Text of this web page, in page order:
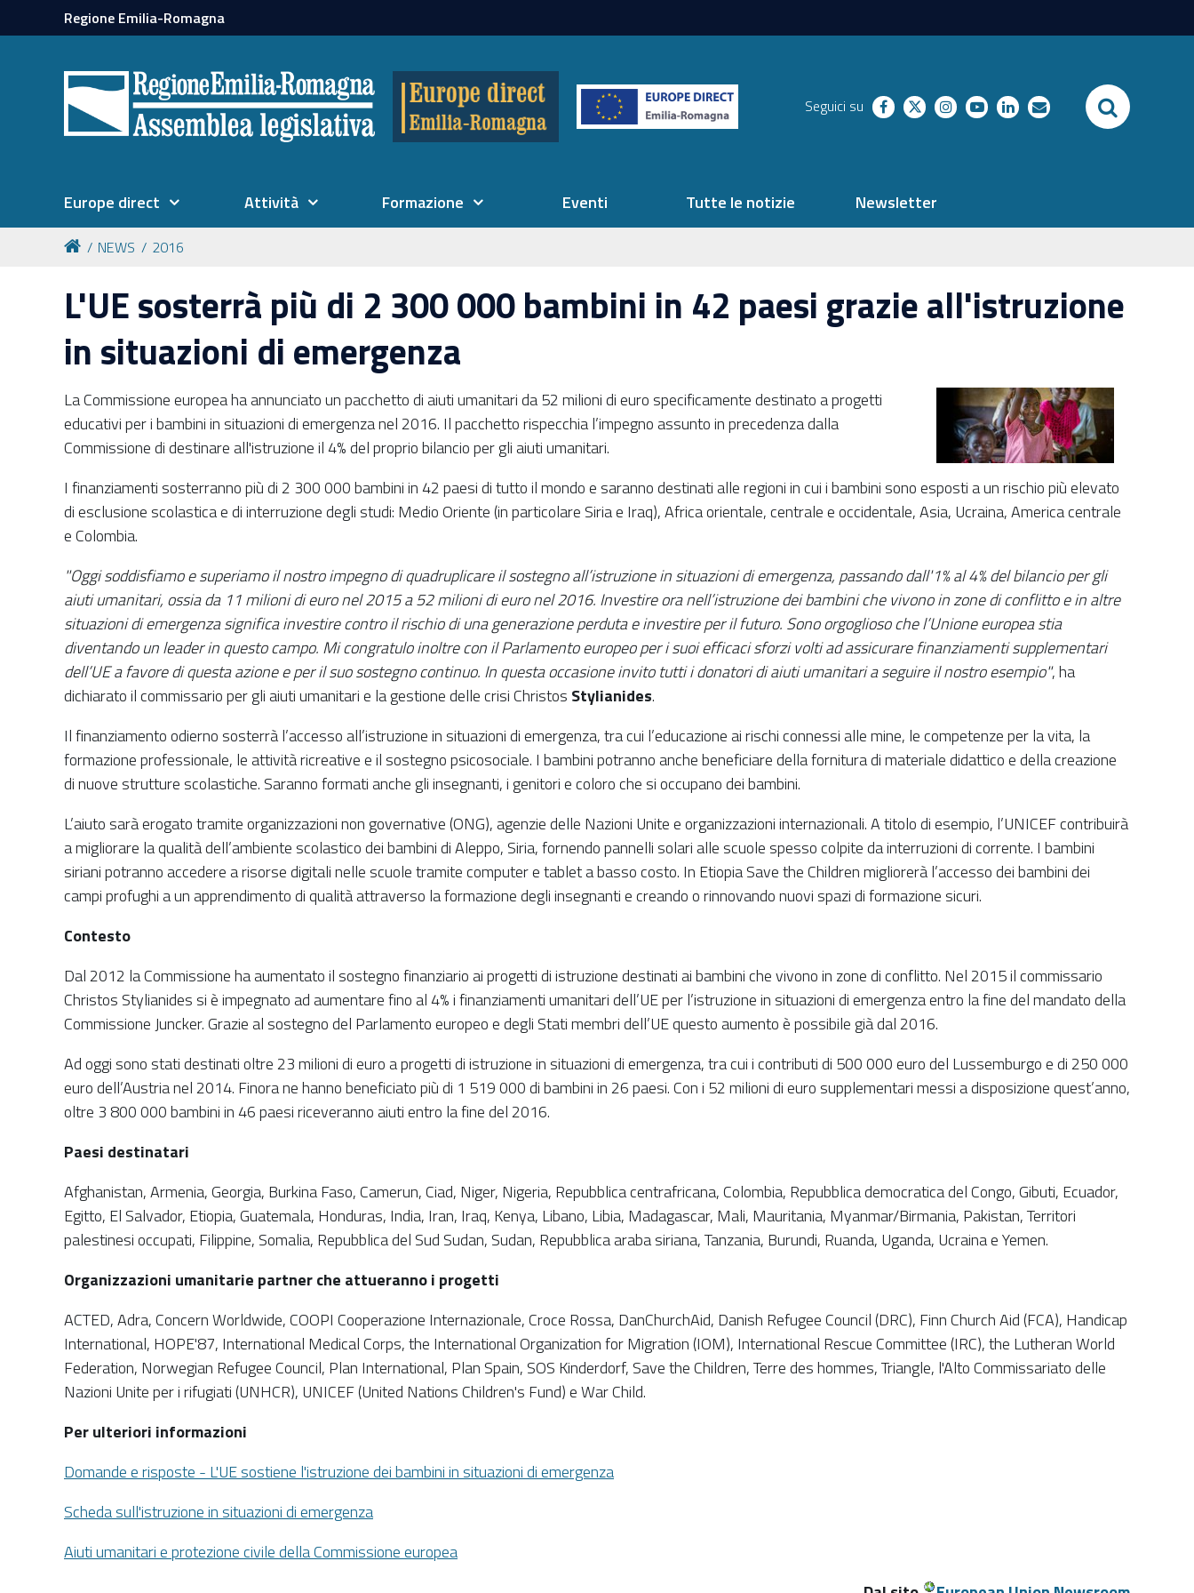
Regione Emilia-Romagna
Seguici su facebooktwitterinstagram
youtubelinkedinrichieste SEARCH
Europe direct Attività Formazione Eventi Tutte le notizie Newsletter
NEWS 2016
L'UE sosterrà più di 2 300 000 bambini in 42 paesi grazie all'istruzione
in situazioni di emergenza
La Commissione europea ha annunciato un pacchetto di aiuti umanitari da 52 milioni di euro specificamente destinato a progetti
educativi per i bambini in situazioni di emergenza nel 2016. Il pacchetto rispecchia l’impegno assunto in precedenza dalla
Commissione di destinare all'istruzione il 4% del proprio bilancio per gli aiuti umanitari.
I finanziamenti sosterranno più di 2 300 000 bambini in 42 paesi di tutto il mondo e saranno destinati alle regioni in cui i bambini sono esposti a un rischio più elevato
di esclusione scolastica e di interruzione degli studi: Medio Oriente (in particolare Siria e Iraq), Africa orientale, centrale e occidentale, Asia, Ucraina, America centrale
e Colombia.
"Oggi soddisfiamo e superiamo il nostro impegno di quadruplicare il sostegno all’istruzione in situazioni di emergenza, passando dall'1% al 4% del bilancio per gli
aiuti umanitari, ossia da 11 milioni di euro nel 2015 a 52 milioni di euro nel 2016. Investire ora nell’istruzione dei bambini che vivono in zone di conflitto e in altre
situazioni di emergenza significa investire contro il rischio di una generazione perduta e investire per il futuro. Sono orgoglioso che l’Unione europea stia
diventando un leader in questo campo. Mi congratulo inoltre con il Parlamento europeo per i suoi efficaci sforzi volti ad assicurare finanziamenti supplementari
dell’UE a favore di questa azione e per il suo sostegno continuo. In questa occasione invito tutti i donatori di aiuti umanitari a seguire il nostro esempio", ha
dichiarato il commissario per gli aiuti umanitari e la gestione delle crisi Christos Stylianides.
Il finanziamento odierno sosterrà l’accesso all’istruzione in situazioni di emergenza, tra cui l’educazione ai rischi connessi alle mine, le competenze per la vita, la
formazione professionale, le attività ricreative e il sostegno psicosociale. I bambini potranno anche beneficiare della fornitura di materiale didattico e della creazione
di nuove strutture scolastiche. Saranno formati anche gli insegnanti, i genitori e coloro che si occupano dei bambini.
L’aiuto sarà erogato tramite organizzazioni non governative (ONG), agenzie delle Nazioni Unite e organizzazioni internazionali. A titolo di esempio, l’UNICEF contribuirà
a migliorare la qualità dell’ambiente scolastico dei bambini di Aleppo, Siria, fornendo pannelli solari alle scuole spesso colpite da interruzioni di corrente. I bambini
siriani potranno accedere a risorse digitali nelle scuole tramite computer e tablet a basso costo. In Etiopia Save the Children migliorerà l’accesso dei bambini dei
campi profughi a un apprendimento di qualità attraverso la formazione degli insegnanti e creando o rinnovando nuovi spazi di formazione sicuri.
Contesto
Dal 2012 la Commissione ha aumentato il sostegno finanziario ai progetti di istruzione destinati ai bambini che vivono in zone di conflitto. Nel 2015 il commissario
Christos Stylianides si è impegnato ad aumentare fino al 4% i finanziamenti umanitari dell’UE per l’istruzione in situazioni di emergenza entro la fine del mandato della
Commissione Juncker. Grazie al sostegno del Parlamento europeo e degli Stati membri dell’UE questo aumento è possibile già dal 2016.
Ad oggi sono stati destinati oltre 23 milioni di euro a progetti di istruzione in situazioni di emergenza, tra cui i contributi di 500 000 euro del Lussemburgo e di 250 000
euro dell’Austria nel 2014. Finora ne hanno beneficiato più di 1 519 000 di bambini in 26 paesi. Con i 52 milioni di euro supplementari messi a disposizione quest’anno,
oltre 3 800 000 bambini in 46 paesi riceveranno aiuti entro la fine del 2016.
Paesi destinatari
Afghanistan, Armenia, Georgia, Burkina Faso, Camerun, Ciad, Niger, Nigeria, Repubblica centrafricana, Colombia, Repubblica democratica del Congo, Gibuti, Ecuador,
Egitto, El Salvador, Etiopia, Guatemala, Honduras, India, Iran, Iraq, Kenya, Libano, Libia, Madagascar, Mali, Mauritania, Myanmar/Birmania, Pakistan, Territori
palestinesi occupati, Filippine, Somalia, Repubblica del Sud Sudan, Sudan, Repubblica araba siriana, Tanzania, Burundi, Ruanda, Uganda, Ucraina e Yemen.
Organizzazioni umanitarie partner che attueranno i progetti
ACTED, Adra, Concern Worldwide, COOPI Cooperazione Internazionale, Croce Rossa, DanChurchAid, Danish Refugee Council (DRC), Finn Church Aid (FCA), Handicap
International, HOPE'87, International Medical Corps, the International Organization for Migration (IOM), International Rescue Committee (IRC), the Lutheran World
Federation, Norwegian Refugee Council, Plan International, Plan Spain, SOS Kinderdorf, Save the Children, Terre des hommes, Triangle, l'Alto Commissariato delle
Nazioni Unite per i rifugiati (UNHCR), UNICEF (United Nations Children's Fund) e War Child.
Per ulteriori informazioni
Domande e risposte - L'UE sostiene l'istruzione dei bambini in situazioni di emergenza
Scheda sull'istruzione in situazioni di emergenza
Aiuti umanitari e protezione civile della Commissione europea